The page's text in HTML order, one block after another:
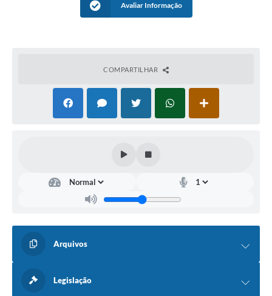
Avaliar Informação
COMPARTILHAR
Arquivos
Legislação